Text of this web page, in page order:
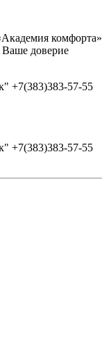
комфорта»
+7(383)383-57-55
+7(383)383-57-55